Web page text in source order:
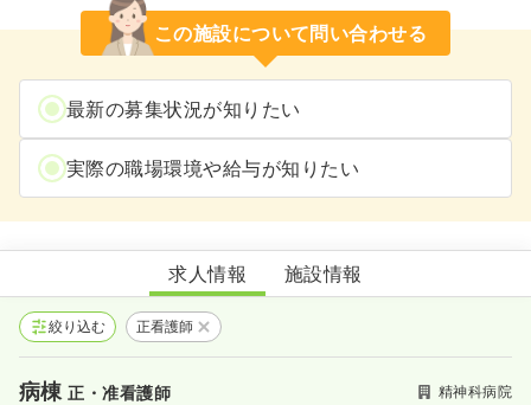
この施設について問い合わせる
最新の募集状況が知りたい
実際の職場環境や給与が知りたい
岡本病院
求人情報 施設情報
絞り込む 正看護師
病棟正・准看護師 精神科病院